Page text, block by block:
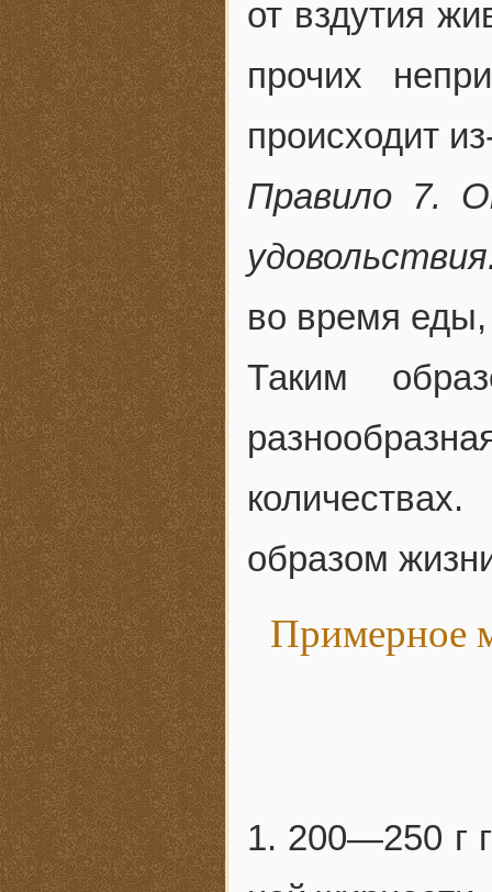
от вздутия
прочих
происходит
Правило 7.
во время еды,
Таким
образом
Примерное
1. 200—250 г